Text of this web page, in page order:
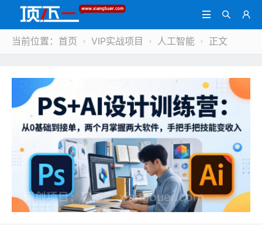



当前位置： 首页  VIP实战项目  人工智能  正文